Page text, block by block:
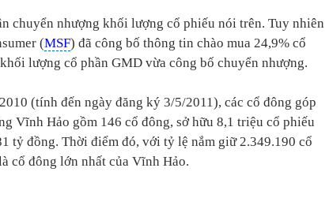
chuyển nhượng khối lượng cổ phiếu nói trên. Tuy nhiên
(MSF) đã công bố thông tin chào mua 24,9% cổ
lượng cổ phần GMD vừa công bố chuyển nhượng.
(tính đến ngày đăng ký 3/5/2011), các cổ đông góp
Vĩnh Hảo gồm 146 cổ đông, sở hữu 8,1 triệu cổ phiếu
tỷ đồng. Thời điểm đó, với tỷ lệ nắm giữ 2.349.190 cổ
cổ đông lớn nhất của Vĩnh Hảo.